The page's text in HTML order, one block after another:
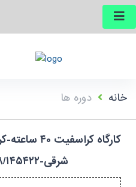
خانه دوره ها
کارگاه
شرقی-۱۴۰۴۳۴۱۹۸۳۸۸/۱۴۵۴۲۲